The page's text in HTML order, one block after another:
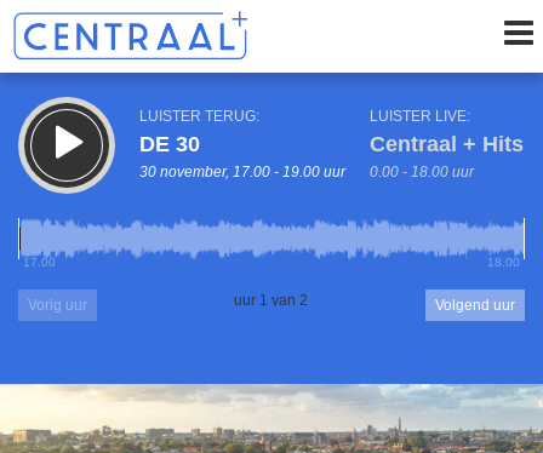
LUISTER TERUG:
DE 30
30 november, 17.00 - 19.00 uur
LUISTER LIVE:
Centraal + Hits
0.00 - 18.00 uur
17.00 18.00
Vorig uur uur 1 van 2 Volgend uur